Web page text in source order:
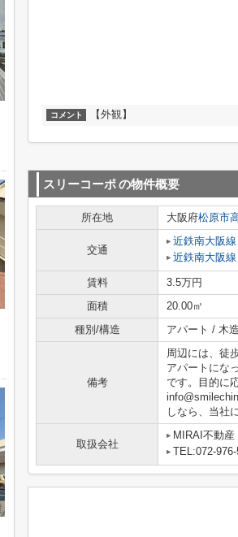
コメント 【外観】
スリーコーポの物件概要
所在地 大阪府松原市
交通
近鉄南大阪線
近鉄南大阪線
賃料 3.5万円
面積
20.00㎡
種別/構造
アパート / 木造
備考
周辺には、徒
アパートにな
です。目的に
しなら、当社
取扱会社
MIRAI不動産
TEL:072-